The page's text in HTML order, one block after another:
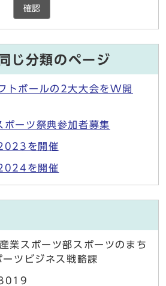
確認
じ分類のページ
トボールの2大大会をW開
ーツ祭典参加者募集
を開催
を開催
業スポーツ部スポーツのまち
ツビジネス戦略課